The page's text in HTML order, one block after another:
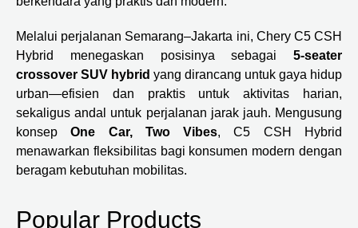
Melalui perjalanan Semarang–Jakarta ini, Chery C5 CSH
Hybrid menegaskan posisinya sebagai 5-seater
crossover SUV hybrid yang dirancang untuk gaya hidup
urban—efisien dan praktis untuk aktivitas harian,
sekaligus andal untuk perjalanan jarak jauh. Mengusung
konsepOne Car, Two Vibes, C5 CSH Hybrid
menawarkan fleksibilitas bagi konsumen modern dengan
beragam kebutuhan mobilitas.
Popular Products